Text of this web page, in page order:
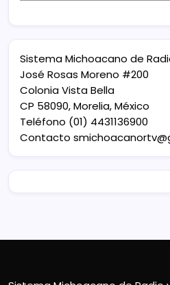
Sistema Michoacano de
José Rosas Moreno #200
Colonia Vista Bella
CP 58090, Morelia, México
Teléfono (01) 4431136900
Contacto